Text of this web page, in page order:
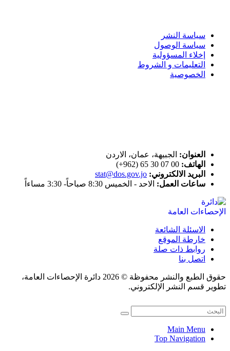
سياسة النشر
سياسة الوصول
إخلاء المسؤولية
التعليمات و الشروط
الخصوصية
العنوان: الجبيهة، عمان، الاردن
الهاتف: 00 07 30 65 (962+)
البريد الالكتروني: stat@dos.gov.jo
ساعات العمل: الاحد - الخميس 8:30 صباحاً- 3:30 مساءاً
الاسئلة الشائعة
خارطة الموقع
روابط ذات صلة
اتصل بنا
حقوق الطبع والنشر محفوظة © 2026 دائرة الإحصاءات العامة،
تطوير قسم النشر الإلكتروني.
Main Menu
Top Navigation